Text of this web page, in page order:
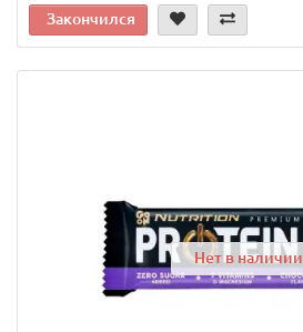
Закончился
Нет в наличии